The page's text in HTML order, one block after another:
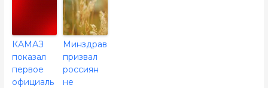
КАМАЗ
показал
первое
официаль
Минздрав
призвал
россиян
не